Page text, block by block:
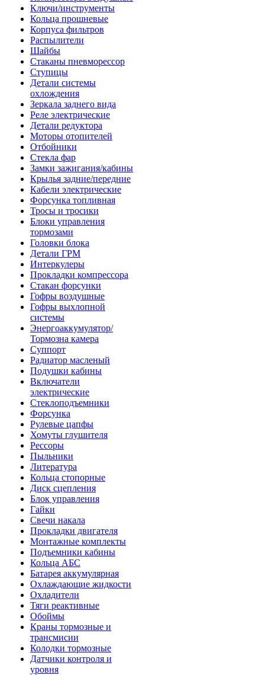
Ключи/инструменты
Кольца прошневые
Корпуса фильтров
Распылители
Шайбы
Стаканы пневморессор
Ступицы
Детали системы
охлождения
Зеркала заднего вида
Реле электрические
Детали редуктора
Моторы отопителей
Отбойники
Стекла фар
Замки зажигания/кабины
Крылья задние/передние
Кабели электрические
Форсунка топливная
Тросы и тросики
Блоки управления
тормозами
Головки блока
Детали ГРМ
Интеркулеры
Прокладки компрессора
Стакан форсунки
Гофры воздушные
Гофры выхлопной
системы
Энергоаккумулятор/
Тормозна камера
Суппорт
Радиатор масленый
Подушки кабины
Включатели
электрические
Стеклоподъемники
Форсунка
Рулевые цапфы
Хомуты глушителя
Рессоры
Пыльники
Литература
Кольца стопорные
Диск сцепления
Блок управления
Гайки
Свечи накала
Прокладки двигателя
Монтажные комплекты
Подъемники кабины
Кольца АБС
Батарея аккумулярная
Охлаждающие жидкости
Охладители
Тяги реактивные
Обоймы
Краны тормозные и
трансмисии
Колодки тормозные
Датчики контроля и
уровня